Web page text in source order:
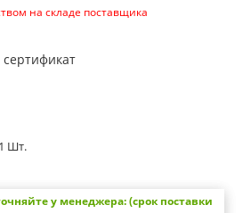
на складе поставщика
1 Шт.
у менеджера: (срок поставки